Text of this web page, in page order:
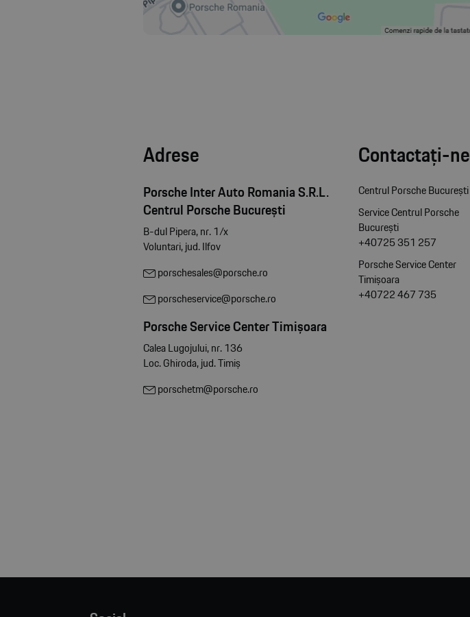
Adrese
Porsche Inter Auto Romania S.R.L.
Centrul Porsche București
B-dul Pipera, nr. 1/x
Voluntari, jud. Ilfov
porschesales@porsche.ro
porscheservice@porsche.ro
Porsche Service Center Timișoara
Calea Lugojului, nr. 136
Loc. Ghiroda, jud. Timiș
porschetm@porsche.ro
Contactați-ne
Centrul Porsche București
Service Centrul Porsche
București
+40725 351 257
Porsche Service Center
Timișoara
+40722 467 735